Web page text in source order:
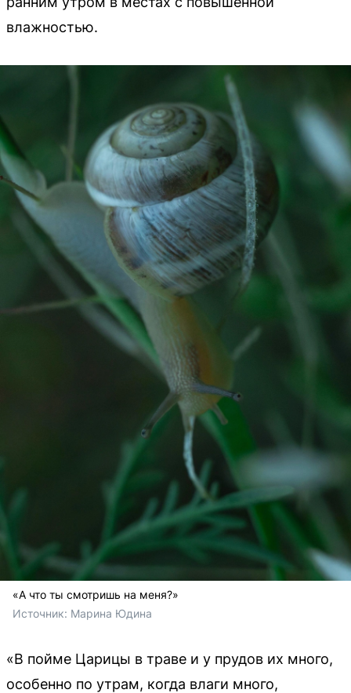
влажностью.
«А что ты смотришь на меня?»
Источник: Марина Юдина
«В пойме Царицы в траве и у прудов их много,
особенно по утрам, когда влаги много,